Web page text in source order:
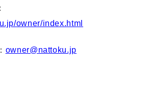
基準住宅
owner/index.html
owner@nattoku.jp